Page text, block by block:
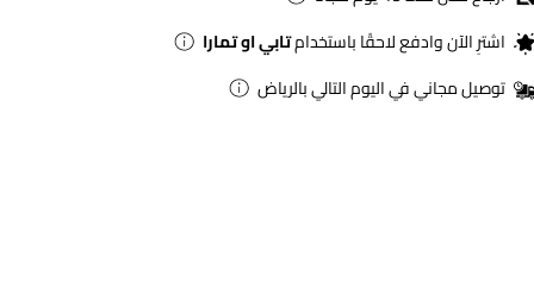
اشترِ الآن وادفع لاحقًا باستخدامتابي او تمارا
توصيل مجاني في اليوم التالي بالرياض